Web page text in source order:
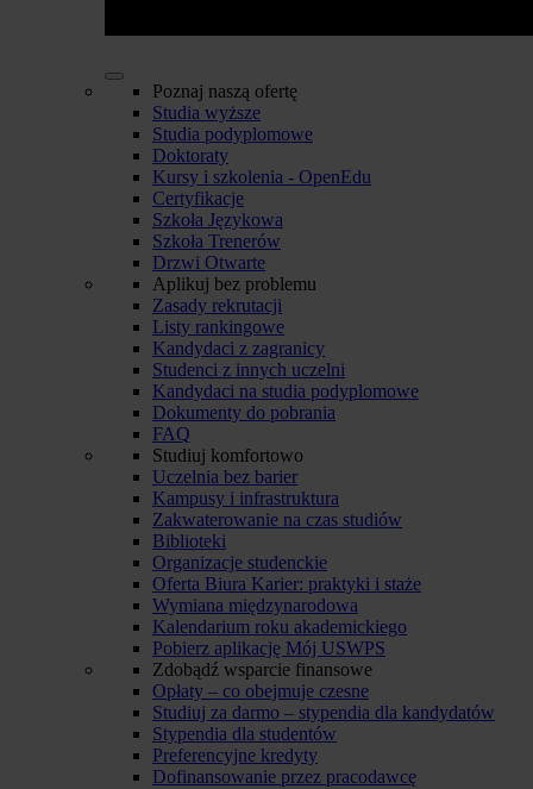
Poznaj naszą ofertę
Studia wyższe
Studia podyplomowe
Doktoraty
Kursy i szkolenia - OpenEdu
Certyfikacje
Szkoła Językowa
Szkoła Trenerów
Drzwi Otwarte
Aplikuj bez problemu
Zasady rekrutacji
Listy rankingowe
Kandydaci z zagranicy
Studenci z innych uczelni
Kandydaci na studia podyplomowe
Dokumenty do pobrania
FAQ
Studiuj komfortowo
Uczelnia bez barier
Kampusy i infrastruktura
Zakwaterowanie na czas studiów
Biblioteki
Organizacje studenckie
Oferta Biura Karier: praktyki i staże
Wymiana międzynarodowa
Kalendarium roku akademickiego
Pobierz aplikację Mój USWPS
Zdobądź wsparcie finansowe
Opłaty – co obejmuje czesne
Studiuj za darmo – stypendia dla kandydatów
Stypendia dla studentów
Preferencyjne kredyty
Dofinansowanie przez pracodawcę